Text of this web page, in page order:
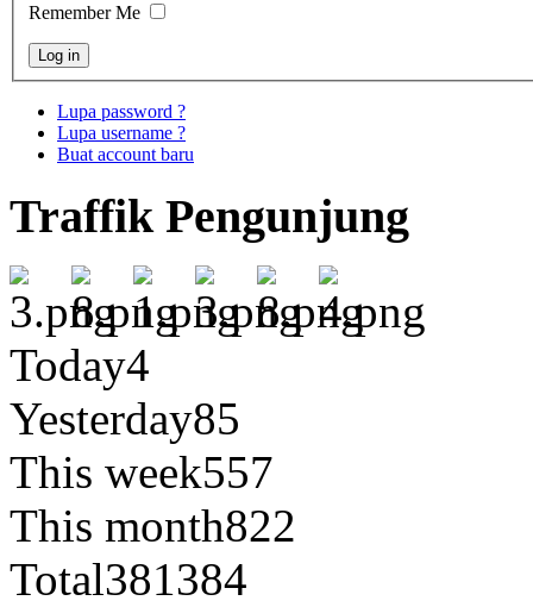
Remember Me
Lupa password ?
Lupa username ?
Buat account baru
Traffik Pengunjung
Today4
Yesterday85
This week557
This month822
Total381384